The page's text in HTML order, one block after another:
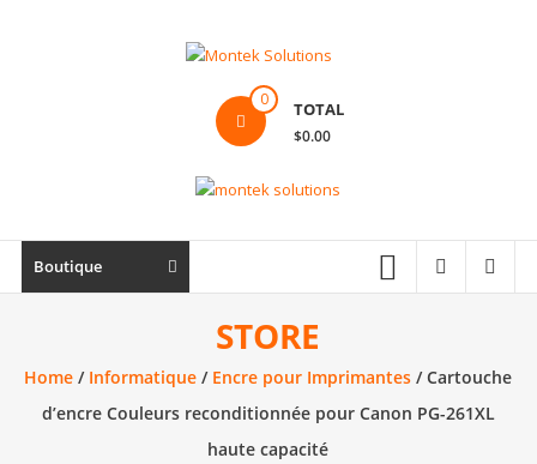
Ordinateur,
électronique
0 TOTAL
$0.00
Boutique
STORE
Home / Informatique / Encre pour Imprimantes / Cartouche
d’encre Couleurs reconditionnée pour Canon PG-261XL
haute capacité